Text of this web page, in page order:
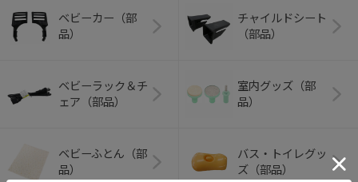
ベビーカー（部
品）
チャイルドシート
（部品）
ベビーラック＆チ
ェア（部品）
室内グッズ（部
品）
ベビーふとん（部
品）
バス・トイレグッ
ズ（部品）